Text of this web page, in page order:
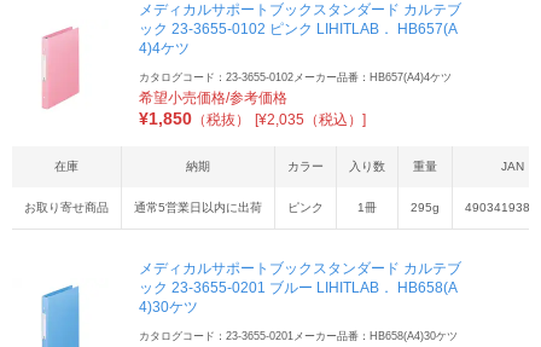
メディカルサポートブックスタンダード カルテブ
ック 23-3655-0102 ピンク LIHITLAB． HB657(A
4)4ケツ
カタログコード：23-3655-0102メーカー品番：HB657(A4)4ケツ
希望小売価格/参考価格
¥1,850 （税抜） [¥2,035（税込）]
在庫 納期 カラー 入り数 重量 JAN
お取り寄せ商品 通常5営業日以内に出荷 ピンク 1冊 295g
メディカルサポートブックスタンダード カルテブ
ック 23-3655-0201 ブルー LIHITLAB． HB658(A
4)30ケツ
カタログコード：23-3655-0201メーカー品番：HB658(A4)30ケツ